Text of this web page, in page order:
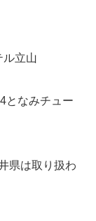
ル立山
となみチュー
県は取り扱わ